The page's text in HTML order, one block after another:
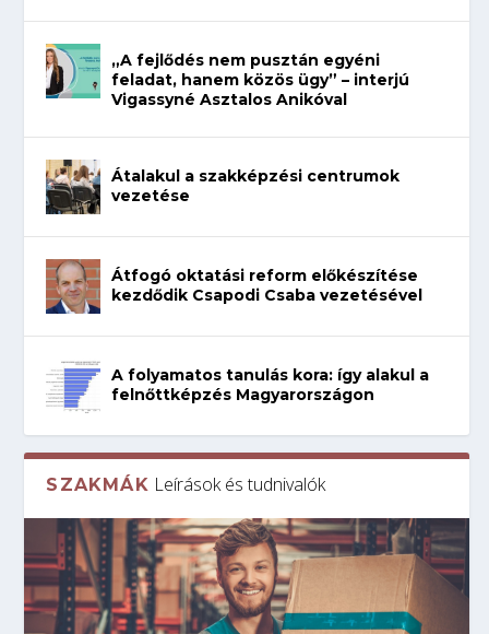
„A fejlődés nem pusztán egyéni
feladat, hanem közös ügy” – interjú
Vigassyné Asztalos Anikóval
Átalakul a szakképzési centrumok
vezetése
Átfogó oktatási reform előkészítése
kezdődik Csapodi Csaba vezetésével
A folyamatos tanulás kora: így alakul a
felnőttképzés Magyarországon
SZAKMÁK Leírások és tudnivalók